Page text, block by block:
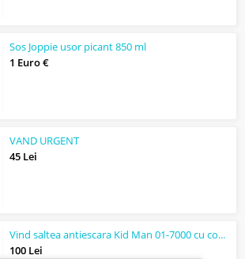
Sos Joppie usor picant 850 ml
1 Euro €
VAND URGENT
45 Lei
Vind saltea antiescara Kid Man 01-7000 cu compresor( scaun inclus )folosita puti...
100 Lei